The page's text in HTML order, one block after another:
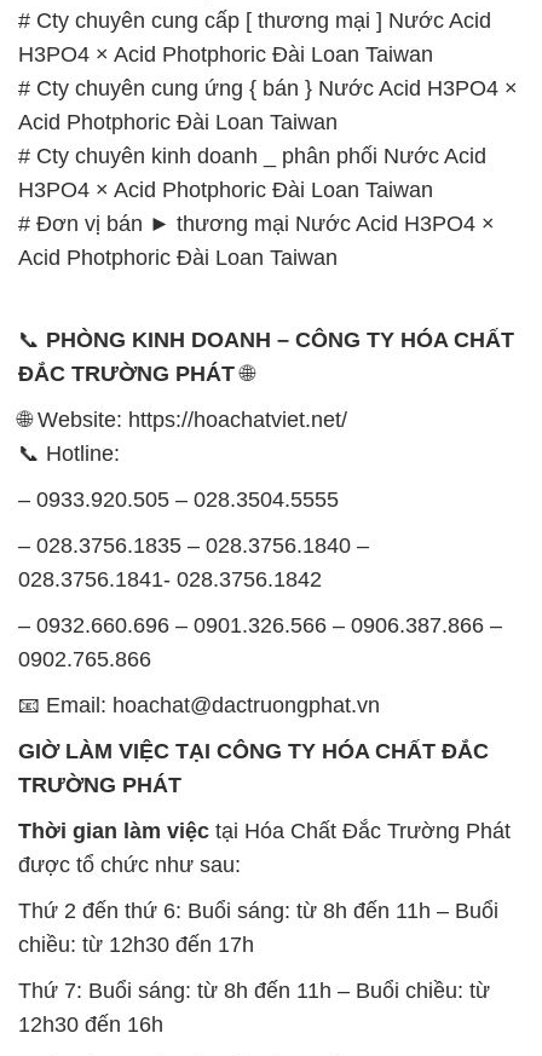
# Cty chuyên cung cấp [ thương mại ] Nước Acid
H3PO4 × Acid Photphoric Đài Loan Taiwan
# Cty chuyên cung ứng { bán } Nước Acid H3PO4 ×
Acid Photphoric Đài Loan Taiwan
# Cty chuyên kinh doanh _ phân phối Nước Acid
H3PO4 × Acid Photphoric Đài Loan Taiwan
# Đơn vị bán ► thương mại Nước Acid H3PO4 ×
Acid Photphoric Đài Loan Taiwan
📞 PHÒNG KINH DOANH – CÔNG TY HÓA CHẤT
ĐẮC TRƯỜNG PHÁT🌐
🌐 Website: https://hoachatviet.net/
📞 Hotline:
– 0933.920.505 – 028.3504.5555
– 028.3756.1835 – 028.3756.1840 –
028.3756.1841- 028.3756.1842
– 0932.660.696 – 0901.326.566 – 0906.387.866 –
0902.765.866
📧 Email: hoachat@dactruongphat.vn
GIỜ LÀM VIỆC TẠI CÔNG TY HÓA CHẤT ĐẮC
TRƯỜNG PHÁT
Thời gian làm việc tại Hóa Chất Đắc Trường Phát
được tổ chức như sau:
Thứ 2 đến thứ 6: Buổi sáng: từ 8h đến 11h – Buổi
chiều: từ 12h30 đến 17h
Thứ 7: Buổi sáng: từ 8h đến 11h – Buổi chiều: từ
12h30 đến 16h